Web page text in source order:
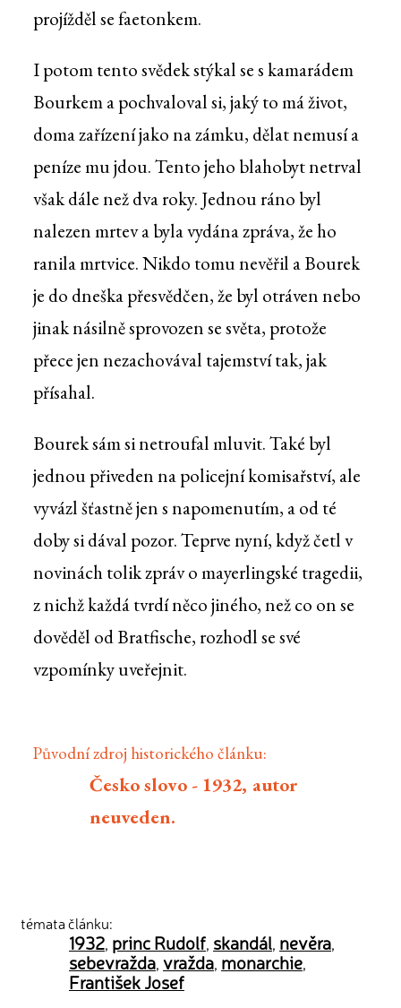
projížděl se faetonkem.
I potom tento svědek stýkal se s kamarádem
Bourkem a pochvaloval si, jaký to má život,
doma zařízení jako na zámku, dělat nemusí a
peníze mu jdou. Tento jeho blahobyt netrval
však dále než dva roky. Jednou ráno byl
nalezen mrtev a byla vydána zpráva, že ho
ranila mrtvice. Nikdo tomu nevěřil a Bourek
je do dneška přesvědčen, že byl otráven nebo
jinak násilně sprovozen se světa, protože
přece jen nezachovával tajemství tak, jak
přísahal.
Bourek sám si netroufal mluvit. Také byl
jednou přiveden na policejní komisařství, ale
vyvázl šťastně jen s napomenutím, a od té
doby si dával pozor. Teprve nyní, když četl v
novinách tolik zpráv o mayerlingské tragedii,
z nichž každá tvrdí něco jiného, než co on se
dověděl od Bratfische, rozhodl se své
vzpomínky uveřejnit.
Původní zdroj historického článku:
Česko slovo - 1932, autor
neuveden.
témata článku:
1932, princ Rudolf, skandál, nevěra,
sebevražda, vražda, monarchie,
František Josef